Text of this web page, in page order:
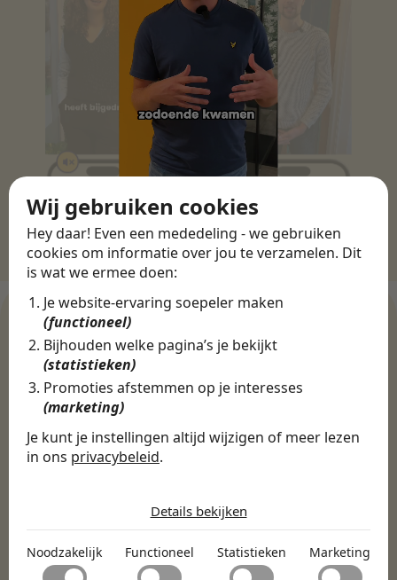
Wij gebruiken cookies
Hey daar! Even een mededeling - we gebruiken
cookies om informatie over jou te verzamelen. Dit
is wat we ermee doen:
Je website-ervaring soepeler maken
(functioneel)
Bijhouden welke pagina’s je bekijkt
(statistieken)
Promoties afstemmen op je interesses
(marketing)
Je kunt je instellingen altijd wijzigen of meer lezen
in ons privacybeleid.
Noodzakelijk
Noodzakelijke cookies helpen een website bruikbaar te
maken door basisfuncties zoals paginanavigatie en
Functioneel
Details bekijken
Noodzakelijk Functioneel Statistieken Marketing
Ontdek meer dan 500+
Techniek, Productie, Logistiek & Groen
Zorg & Welzijn